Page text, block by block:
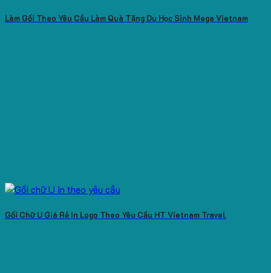
Làm Gối Theo Yêu Cầu Làm Quà Tặng Du Học Sinh Mega Vietnam
Gối Chữ U Giá Rẻ In Logo Theo Yêu Cầu HT Vietnam Travel